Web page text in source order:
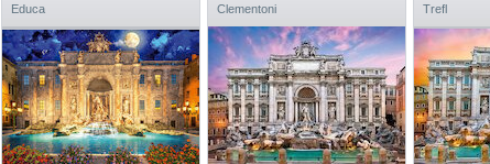
Educa
Clementoni
Trefl